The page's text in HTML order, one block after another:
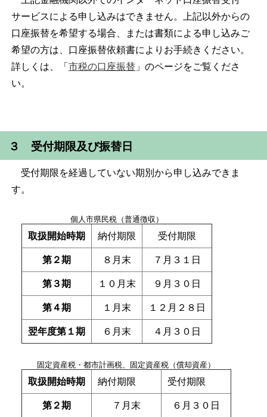
サービスによる申し込みはできません。上記以外からの
口座振替を希望する場合、または書類による申し込みご
希望の方は、口座振替依頼書によりお手続きください。
詳しくは、「市税の口座振替 」のページをご覧くださ
い。
３ 受付期限及び振替日
受付期限を経過していない期別から申し込みできま
す。
個人市県民税（普通徴収）
取扱開始時期 納付期限 受付期限
第２期 ８月末 ７月３１日
第３期 １０月末 ９月３０日
第４期 １月末 １２月２８日
翌年度第１期 ６月末 ４月３０日
固定資産税・都市計画税、固定資産税（償却資産）
取扱開始時期 納付期限 受付期限
第２期 ７月末 ６月３０日